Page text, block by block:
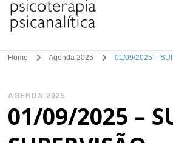
APP –
Psicanalítica
Home Agenda 2025 01/09/2025 –
AGENDA 2025
01/09/2025 –